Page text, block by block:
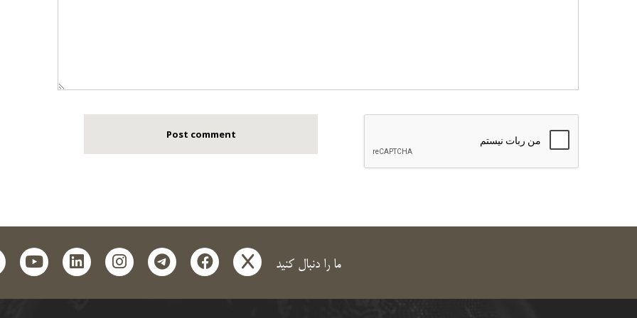
ما را دنبال کنید x
facebook
telegram
instagram
linkedin